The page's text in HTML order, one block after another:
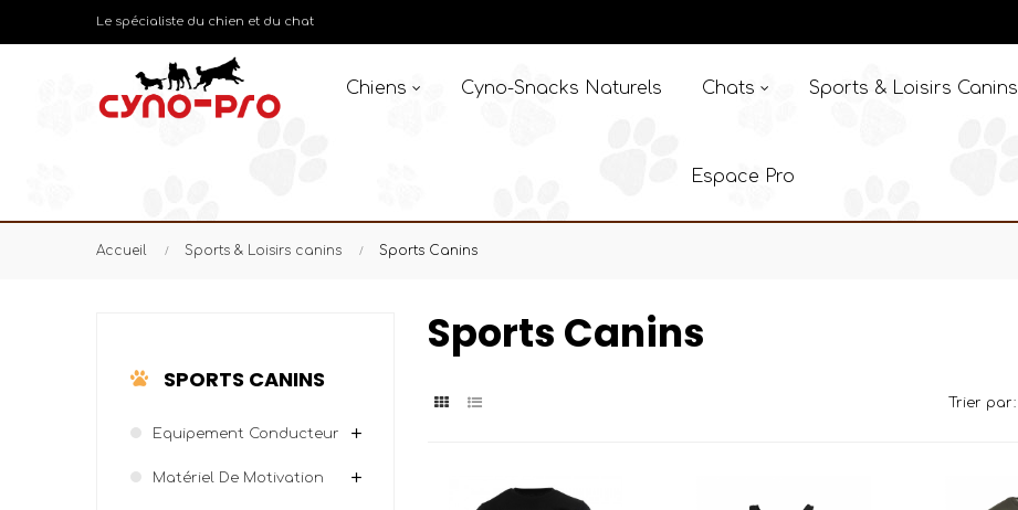
Le spécialiste du chien et du chat
Chiens Cyno-Snacks Naturels Chats Sports & Loisirs Canins
Espace Pro
Accueil Sports & Loisirs canins Sports Canins
SPORTS CANINS
Equipement Conducteur
Matériel De Motivation
Sports Canins
Trier par: